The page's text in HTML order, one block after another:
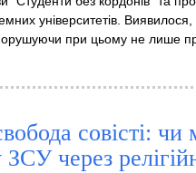
університетів.
порушуючи при цьому не лише
совісті:
через